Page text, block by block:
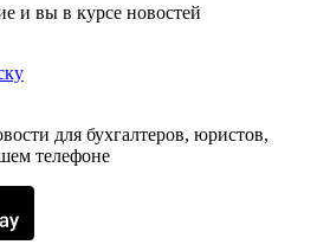
и вы в курсе новостей
для бухгалтеров, юристов,
телефоне